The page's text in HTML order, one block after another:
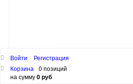
Войти
Регистрация
Корзина
0 позиций
на сумму0 руб